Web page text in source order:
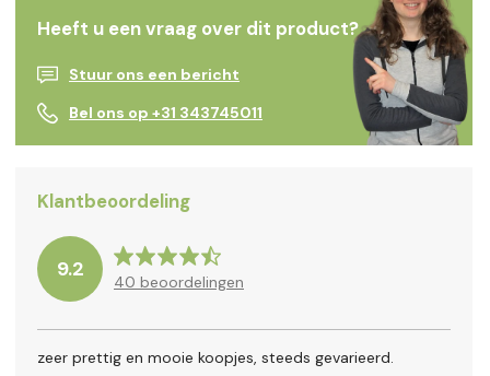
Heeft u een vraag over dit product?
Stuur ons een bericht
Bel ons op +31 343745011
Klantbeoordeling
9.2
40 beoordelingen
zeer prettig en mooie koopjes, steeds gevarieerd.